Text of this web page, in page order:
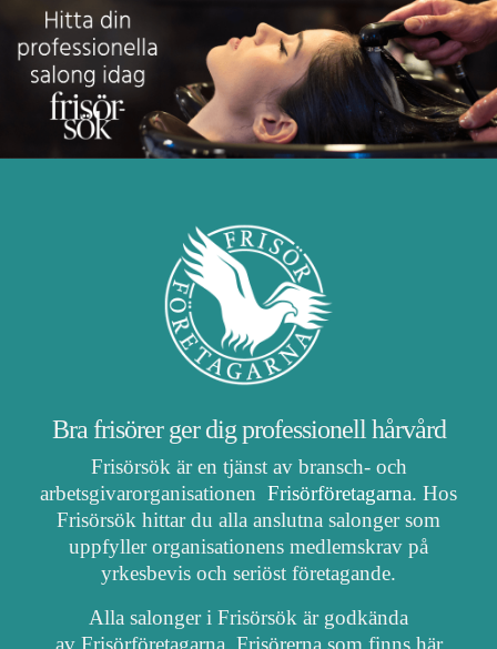
Bra frisörer ger dig professionell hårvård
Frisörsök är en tjänst av bransch- och
arbetsgivarorganisationen Frisörföretagarna. Hos
Frisörsök hittar du alla anslutna salonger som
uppfyller organisationens medlemskrav på
yrkesbevis och seriöst företagande.
Alla salonger i Frisörsök är godkända
av Frisörföretagarna. Frisörerna som finns här